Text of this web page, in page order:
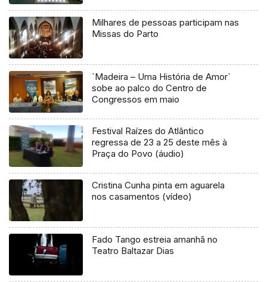
Milhares de pessoas participam nas
Missas do Parto
`Madeira – Uma História de Amor`
sobe ao palco do Centro de
Congressos em maio
Festival Raízes do Atlântico
regressa de 23 a 25 deste mês à
Praça do Povo (áudio)
Cristina Cunha pinta em aguarela
nos casamentos (vídeo)
Fado Tango estreia amanhã no
Teatro Baltazar Dias